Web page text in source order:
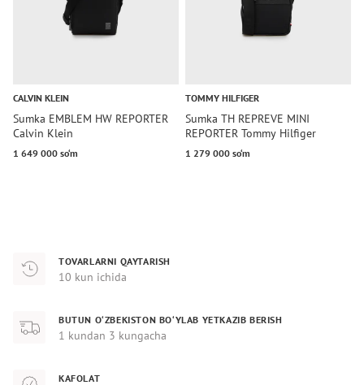
CALVIN KLEIN
Sumka EMBLEM HW REPORTER
Calvin Klein
1 649 000 so‘m
TOMMY HILFIGER
Sumka TH REPREVE MINI
REPORTER Tommy Hilfiger
1 279 000 so‘m
TOVARLARNI QAYTARISH
10 kun ichida
BUTUN O‘ZBEKISTON BO‘YLAB YETKAZIB BERISH
1 kundan 3 kungacha
KAFOLAT